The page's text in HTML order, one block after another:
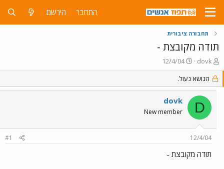
התחבר הירשם
תחבורה ציבורית
תודה מקובצת -
פ
ו
ת
ח
נ
dovk
פ
ו
ר
ס
ב
ת
ך
12/4/04
הנושא נעול.
D
dovk
New member
12/4/04
#1
תודה מקובצת -